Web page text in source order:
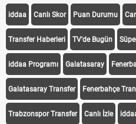
iddaa Canlı Skor Puan Durumu
Transfer Haberleri TV'de Bugün
iddaa Programı Galatasaray
Galatasaray Transfer Fenerbahçe
Trabzonspor Transfer Canlı İzle